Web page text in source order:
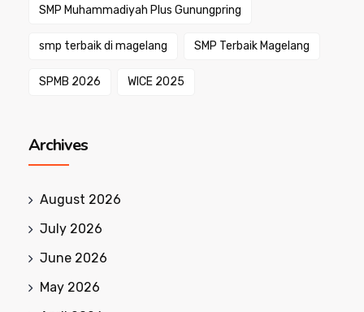
SMP Muhammadiyah Plus Gunungpring
smp terbaik di magelang SMP Terbaik Magelang
SPMB 2026 WICE 2025
Archives
August 2026
July 2026
June 2026
May 2026